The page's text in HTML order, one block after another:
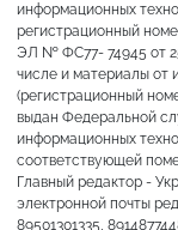
информационных
регистрационный
ЭЛ № ФС77- 74945 от
числе и материалы от
(регистрационный
выдан Федеральной
информационных
соответствующей
Главный редактор -
электронной почты
89501301335,